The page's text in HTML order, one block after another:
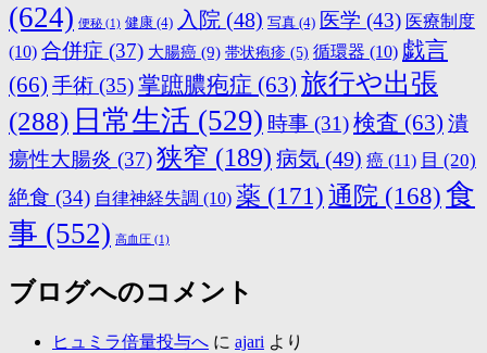
(624) 便秘 (1) 健康 (4) 入院 (48) 写真 (4) 医学 (43) 医療制度
(10) 合併症 (37) 大腸癌 (9) 帯状疱疹 (5) 循環器 (10) 戯言
(66) 手術 (35)掌蹠膿疱症 (63) 旅行や出張
(288) 日常生活 (529) 時事 (31)検査 (63) 潰
瘍性大腸炎 (37)狭窄 (189) 病気 (49) 癌 (11) 目 (20)
絶食 (34) 自律神経失調 (10) 薬 (171)通院 (168)食
事 (552) 高血圧 (1)
ブログへのコメント
ヒュミラ倍量投与へ に ajari より